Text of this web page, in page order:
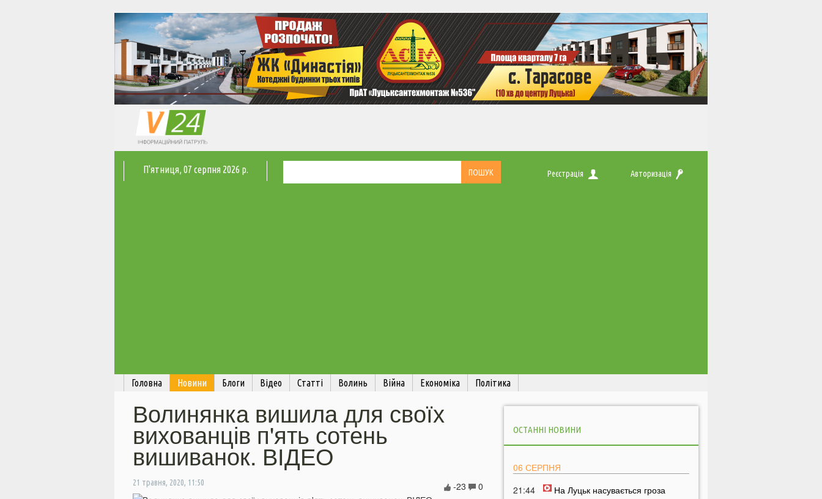
П'ятниця, 07 серпня 2026 р. Реєстрація Авторизація
Головна Новини Блоги Відео Статті Волинь Війна Економіка Політика
Волинянка вишила для своїх
вихованців п'ять сотень
вишиванок. ВІДЕО
21 травня, 2020, 11:50 0
-23
ОСТАННІ НОВИНИ
06 СЕРПНЯ
21:44
На Луцьк насувається гроза